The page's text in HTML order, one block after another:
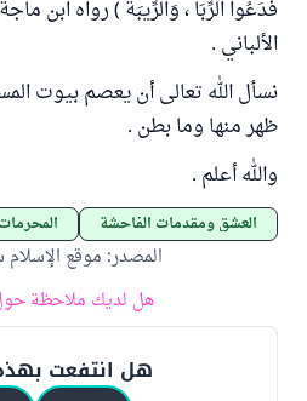
الألباني .
نسأل الله تعالى أن يعصم بيوت
ظهر منها وما بطن .
والله أعلم .
العشق ومقدمات الفاحشة
المصدر: موقع
هل لديك ملاحظة
هل انتفعت بهذه